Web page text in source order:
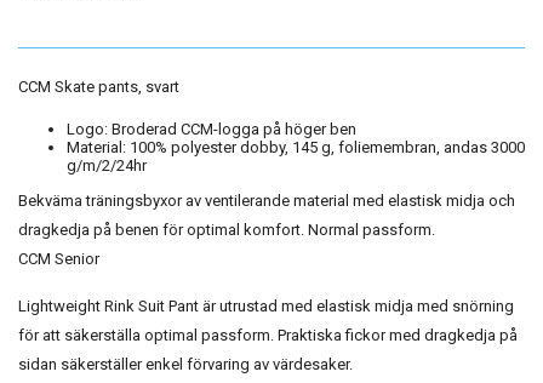
CCM Skate pants, svart
Logo: Broderad CCM-logga på höger ben
Material: 100% polyester dobby, 145 g, foliemembran, andas 3000
g/m/2/24hr
Bekväma träningsbyxor av ventilerande material med elastisk midja och
dragkedja på benen för optimal komfort. Normal passform.
CCM Senior
Lightweight Rink Suit Pant är utrustad med elastisk midja med snörning
för att säkerställa optimal passform. Praktiska fickor med dragkedja på
sidan säkerställer enkel förvaring av värdesaker.